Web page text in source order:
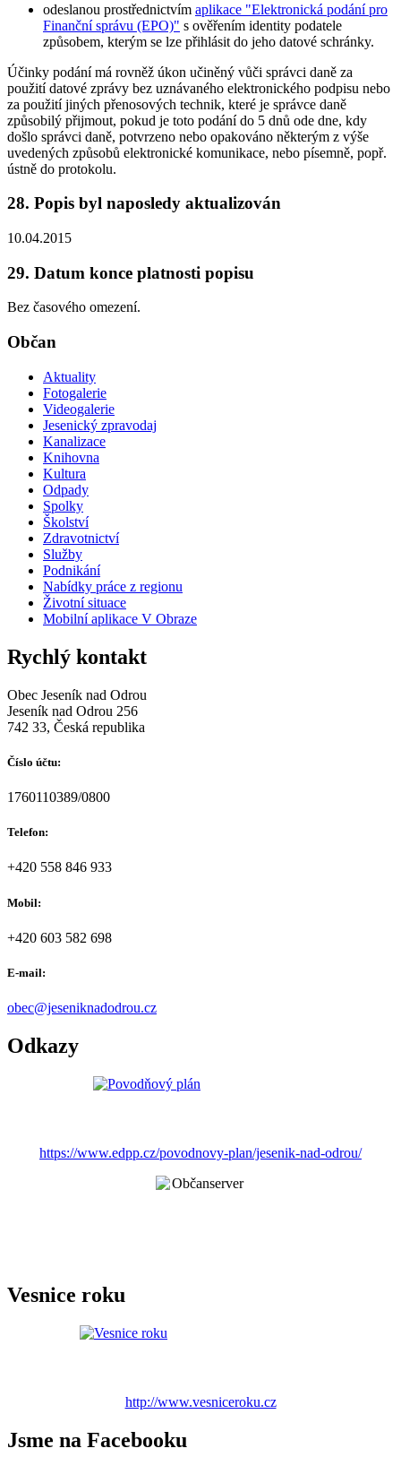
odeslanou prostřednictvím aplikace "Elektronická podání pro
Finanční správu (EPO)" s ověřením identity podatele
způsobem, kterým se lze přihlásit do jeho datové schránky.
Účinky podání má rovněž úkon učiněný vůči správci daně za
použití datové zprávy bez uznávaného elektronického podpisu nebo
za použití jiných přenosových technik, které je správce daně
způsobilý přijmout, pokud je toto podání do 5 dnů ode dne, kdy
došlo správci daně, potvrzeno nebo opakováno některým z výše
uvedených způsobů elektronické komunikace, nebo písemně, popř.
ústně do protokolu.
28. Popis byl naposledy aktualizován
10.04.2015
29. Datum konce platnosti popisu
Bez časového omezení.
Občan
Aktuality
Fotogalerie
Videogalerie
Jesenický zpravodaj
Kanalizace
Knihovna
Kultura
Odpady
Spolky
Školství
Zdravotnictví
Služby
Podnikání
Nabídky práce z regionu
Životní situace
Mobilní aplikace V Obraze
Rychlý kontakt
Obec Jeseník nad Odrou
Jeseník nad Odrou 256
742 33, Česká republika
Číslo účtu:
1760110389/0800
Telefon:
+420 558 846 933
Mobil:
+420 603 582 698
E-mail:
obec@jeseniknadodrou.cz
Odkazy
https://www.edpp.cz/povodnovy-plan/jesenik-nad-odrou/
Vesnice roku
http://www.vesniceroku.cz
Jsme na Facebooku